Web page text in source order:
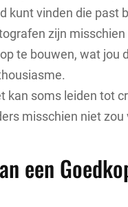
kunt vinden die past
zijn
te bouwen, wat jou
kan soms leiden tot
misschien niet zou
een